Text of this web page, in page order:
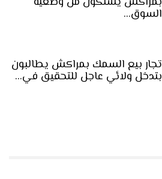
السوق…
تجار بيع السمك بمراكش يطالبون
بتدخل ولائي عاجل للتحقيق في…